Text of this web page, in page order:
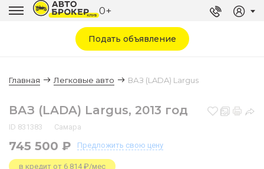
0+
Подать объявление
Главная Легковые авто ВАЗ (LADA) Largus
ВАЗ (LADA) Largus, 2013 год
ID 831383 Самара
745 500 ₽ Предложить свою цену
в кредит от 6 814 ₽/мес